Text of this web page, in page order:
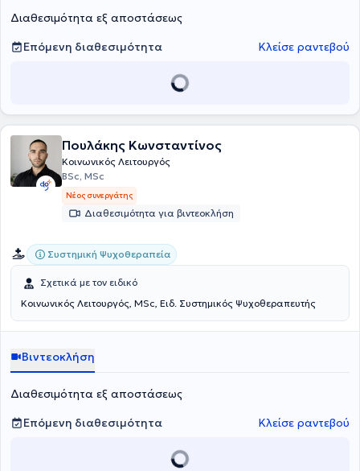
Υποστήριξης.
Διαθεσιμότητα εξ αποστάσεως
Επόμενη διαθεσιμότητα
Κλείσε ραντεβού
Πουλάκης Κωνσταντίνος
Κοινωνικός Λειτουργός
BSc, MSc
Νέος συνεργάτης
Διαθεσιμότητα για βιντεοκλήση
Συστημική Ψυχοθεραπεία
Σχετικά με τον ειδικό
Κοινωνικός Λειτουργός, MSc, Ειδ. Συστημικός Ψυχοθεραπευτής
Βιντεοκλήση
Διαθεσιμότητα εξ αποστάσεως
Επόμενη διαθεσιμότητα
Κλείσε ραντεβού